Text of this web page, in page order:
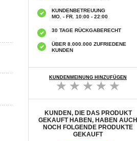
KUNDENBETREUUNG
MO. - FR. 10:00 - 22:00
30 TAGE RÜCKGABERECHT
ÜBER 8.000.000 ZUFRIEDENE
KUNDEN
KUNDENMEINUNG HINZUFÜGEN
KUNDEN, DIE DAS PRODUKT
GEKAUFT HABEN, HABEN AUCH
NOCH FOLGENDE PRODUKTE
GEKAUFT